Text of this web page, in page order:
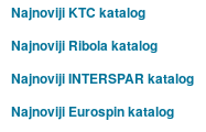
Najnoviji KTC katalog
Najnoviji Ribola katalog
Najnoviji INTERSPAR katalog
Najnoviji Eurospin katalog